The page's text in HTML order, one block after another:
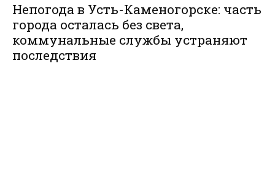
Непогода в Усть-Каменогорске: часть
города осталась без света,
коммунальные службы устраняют
последствия